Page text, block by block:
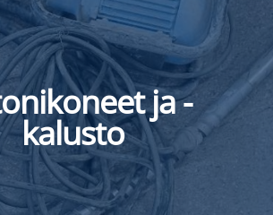
ja -
kalusto